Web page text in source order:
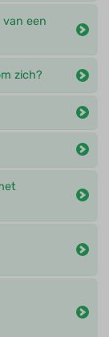
een
zich?